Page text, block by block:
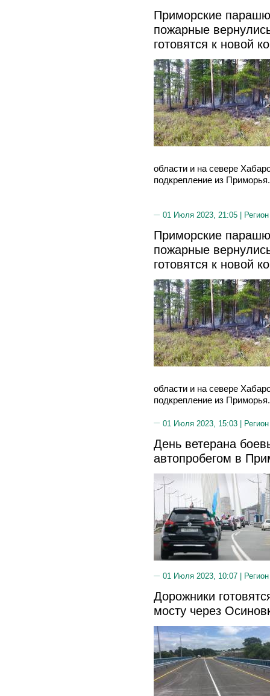
Приморские
пожарные
готовятся к новой
области и на севере
подкрепление из Приморья.
01 Июля 2023, 21:05 |
Приморские
пожарные
готовятся к новой
области и на севере
подкрепление из Приморья.
01 Июля 2023, 15:03 |
День ветерана
автопробегом в
01 Июля 2023, 10:07 |
Дорожники
мосту через